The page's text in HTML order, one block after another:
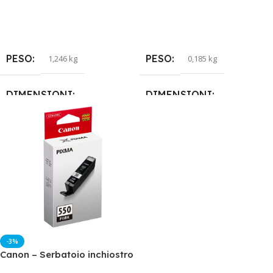
PESO 1,246 kg
DIMENSIONI
29,9 × 5,7 × 11,9 cm
MATERIALE Cellulosa
TIPOLOGIA
Rotoli calcolatrici
DIMENSIONE
PESO 0,185 kg
DIMENSIONI
-3%
Canon – Serbatoio inchiostro